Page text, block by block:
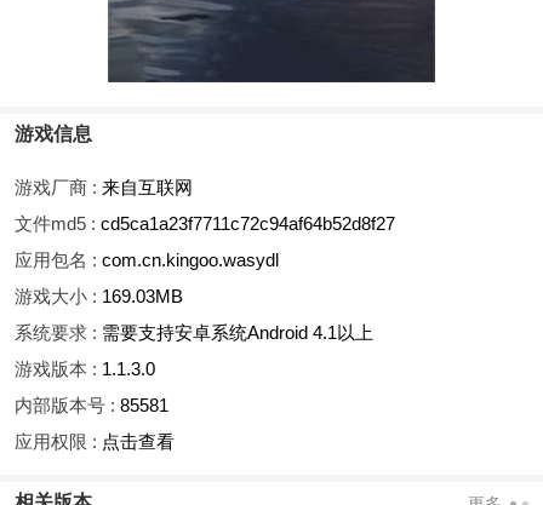
游戏信息
游戏厂商 : 来自互联网
文件md5 : cd5ca1a23f7711c72c94af64b52d8f27
应用包名 : com.cn.kingoo.wasydl
游戏大小 : 169.03MB
系统要求 : 需要支持安卓系统Android 4.1以上
游戏版本 : 1.1.3.0
内部版本号 : 85581
应用权限 : 点击查看